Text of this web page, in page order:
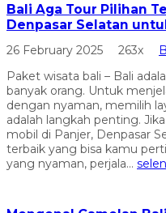
Bali Aga Tour Pilihan
Denpasar Selatan
26 February 2025 263x
Paket wisata bali – Bali
banyak orang. Untuk
dengan nyaman, memilih
adalah langkah penting.
mobil di Panjer, Denpasar
terbaik yang bisa kamu
yang nyaman, perjala...